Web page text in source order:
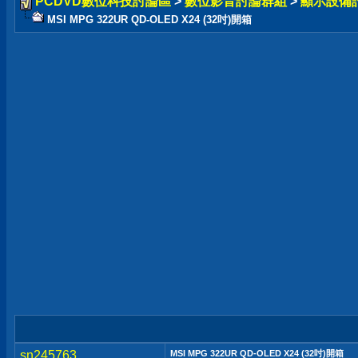
MSI MPG 322UR QD-OLED X24 (32吋)開箱
sn245763 MSI MPG 322UR QD-OLED X24 (32吋)開箱